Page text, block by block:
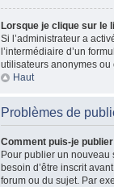
Lorsque je clique sur le
Si l’administrateur a
l’intermédiaire d’un
utilisateurs anonymes ou
Haut
Problèmes de
Comment puis-je
Pour publier un nouveau
besoin d’être inscrit
forum ou du sujet. Par